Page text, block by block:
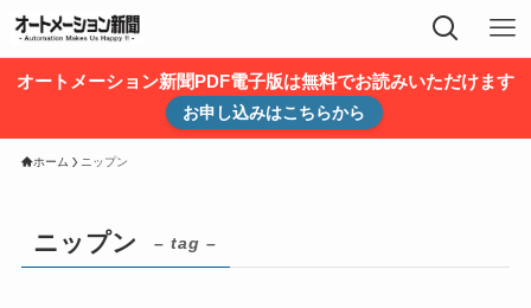
オートメーション新聞PDF電子版は無料でお読みいただけます
お申し込みはこちらから
ホーム ニップン
ニップン – tag –